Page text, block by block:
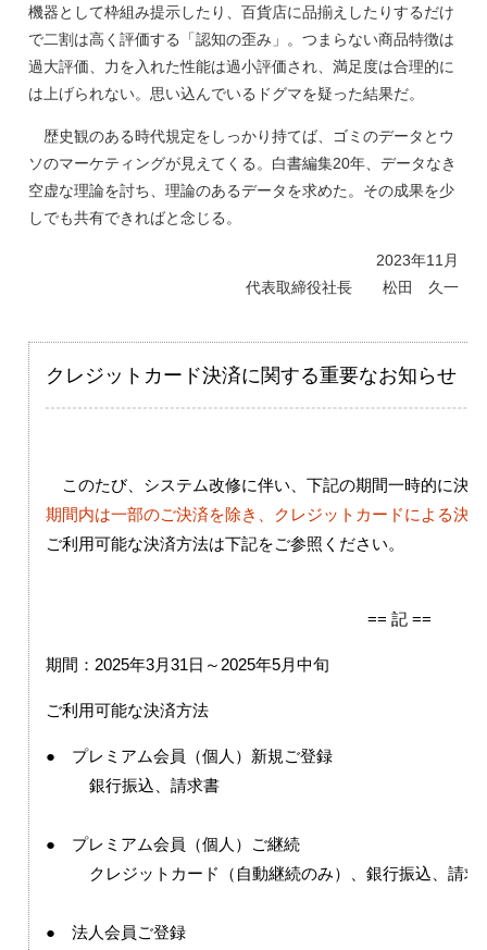
機器として枠組み提示したり、百貨店に品揃えしたりするだけ
で二割は高く評価する「認知の歪み」。つまらない商品特徴は
過大評価、力を入れた性能は過小評価され、満足度は合理的に
は上げられない。思い込んでいるドグマを疑った結果だ。
歴史観のある時代規定をしっかり持てば、ゴミのデータとウ
ソのマーケティングが見えてくる。白書編集20年、データなき
空虚な理論を討ち、理論のあるデータを求めた。その成果を少
しでも共有できればと念じる。
2023年11月
代表取締役社長 松田 久一
クレジットカード決済に関する重要なお知らせ
このたび、システム改修に伴い、下記の期間一時的に決
期間内は一部のご決済を除き、クレジットカードによる決
ご利用可能な決済方法は下記をご参照ください。
== 記 ==
期間：2025年3月31日～2025年5月中旬
ご利用可能な決済方法
● プレミアム会員（個人）新規ご登録
銀行振込、請求書
● プレミアム会員（個人）ご継続
クレジットカード（自動継続のみ）、銀行振込、請求
● 法人会員ご登録